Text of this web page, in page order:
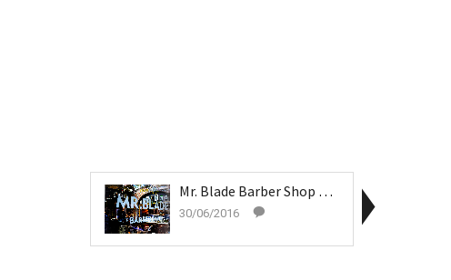
Mr. Blade Barber Shop – Barber Shops (3)
30/06/2016